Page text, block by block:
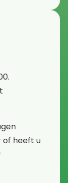
of heeft u